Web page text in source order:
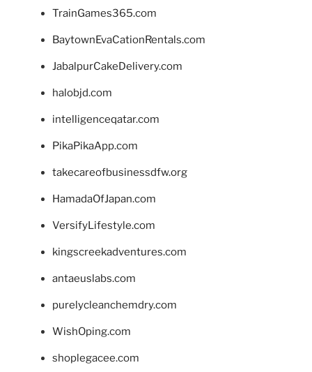
TrainGames365.com
BaytownEvaCationRentals.com
JabalpurCakeDelivery.com
halobjd.com
intelligenceqatar.com
PikaPikaApp.com
takecareofbusinessdfw.org
HamadaOfJapan.com
VersifyLifestyle.com
kingscreekadventures.com
antaeuslabs.com
purelycleanchemdry.com
WishOping.com
shoplegacee.com